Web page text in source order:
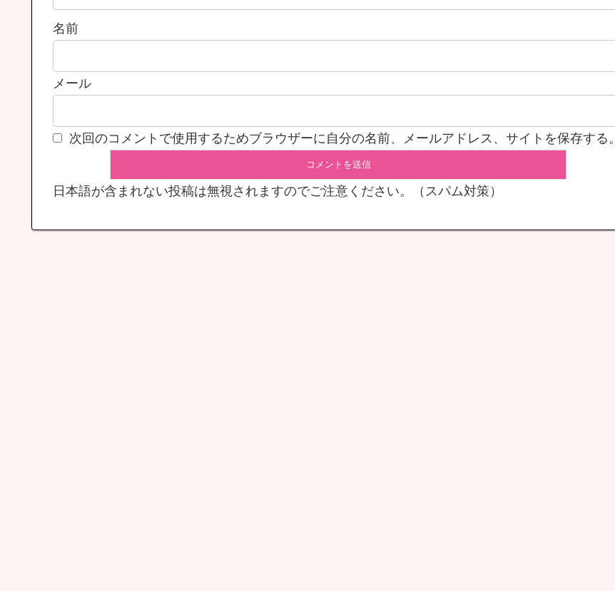
名前
メール
次回のコメントで使用するためブラウザーに自分の名前、メールアドレス、サイトを保存する。
日本語が含まれない投稿は無視されますのでご注意ください。（スパム対策）